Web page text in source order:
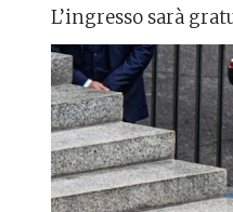
L’ingresso sarà